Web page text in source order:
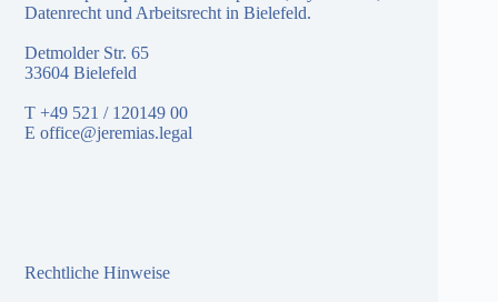
Datenrecht und Arbeitsrecht in Bielefeld.
Detmolder Str. 65
33604 Bielefeld
T+49 521 / 120149 00
Eoffice@jeremias.legal
Rechtliche Hinweise